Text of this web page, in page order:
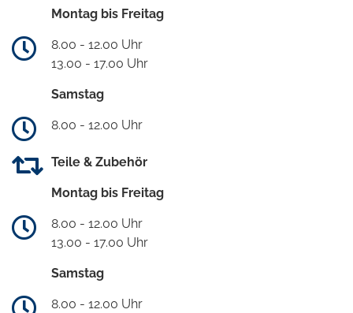
Montag bis Freitag
8.00 - 12.00 Uhr
13.00 - 17.00 Uhr
Samstag
8.00 - 12.00 Uhr
Teile & Zubehör
Montag bis Freitag
8.00 - 12.00 Uhr
13.00 - 17.00 Uhr
Samstag
8.00 - 12.00 Uhr